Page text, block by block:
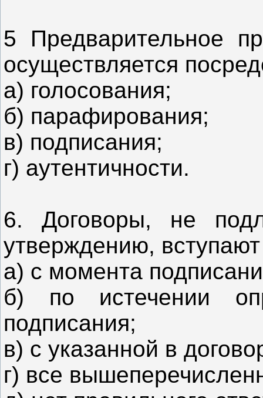
5 Предварительное
осуществляется
а) голосования;
б) парафирования;
в) подписания;
г) аутентичности.
6. Договоры, не
утверждению,
а) с момента
б) по истечении
подписания;
в) с указанной в
г) все